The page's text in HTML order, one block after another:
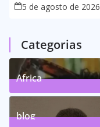
5 de agosto de 2026
Categorias
Africa
blog